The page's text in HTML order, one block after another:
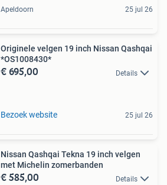
Apeldoorn 25 jul 26
Originele velgen 19 inch Nissan Qashqai
*OS1008430*
€ 695,00 Details
Bezoek website 25 jul 26
Nissan Qashqai Tekna 19 inch velgen
met Michelin zomerbanden
€ 585,00 Details